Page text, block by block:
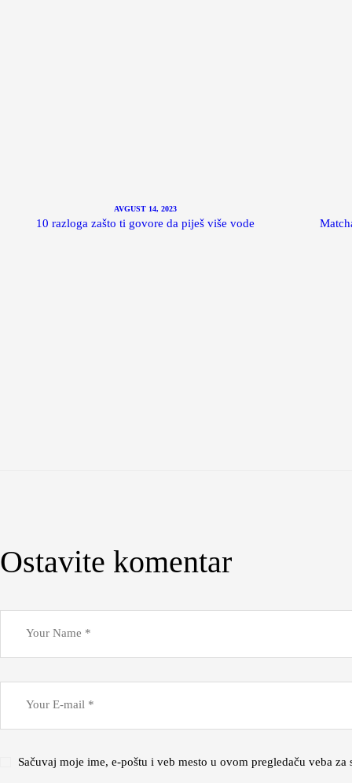
AVGUST 14, 2023
10 razloga zašto ti govore da piješ više vode
Ostavite komentar
Sačuvaj moje ime, e-poštu i veb mesto u ovom pregledaču veba za